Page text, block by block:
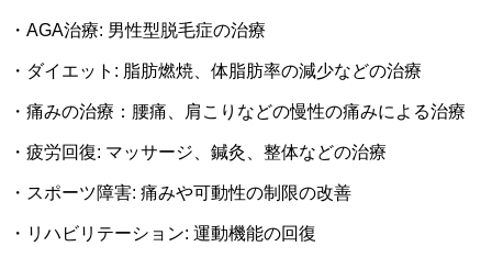
・AGA治療: 男性型脱毛症の治療
・ダイエット: 脂肪燃焼、体脂肪率の減少などの治療
・痛みの治療：腰痛、肩こりなどの慢性の痛みによる治療
・疲労回復: マッサージ、鍼灸、整体などの治療
・スポーツ障害: 痛みや可動性の制限の改善
・リハビリテーション: 運動機能の回復